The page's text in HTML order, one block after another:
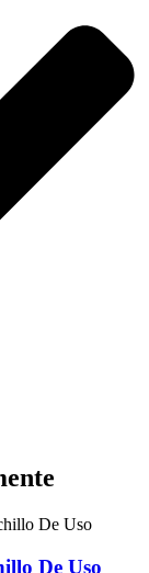
De Uso